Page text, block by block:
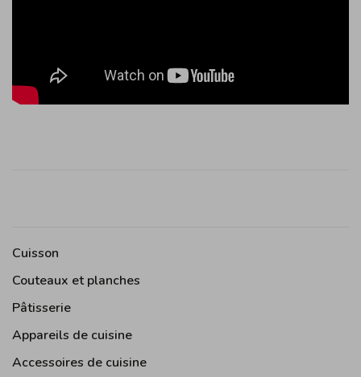
Cuisson
Couteaux et planches
Pâtisserie
Appareils de cuisine
Accessoires de cuisine